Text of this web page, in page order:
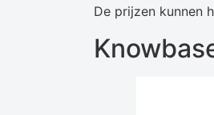
De prijzen kunnen